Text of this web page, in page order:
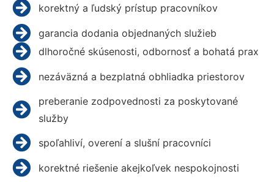
korektný a ľudský prístup pracovníkov
garancia dodania objednaných služieb
dlhoročné skúsenosti, odbornosť a bohatá prax
nezáväzná a bezplatná obhliadka priestorov
preberanie zodpovednosti za poskytované
služby
spoľahliví, overení a slušní pracovníci
korektné riešenie akejkoľvek nespokojnosti